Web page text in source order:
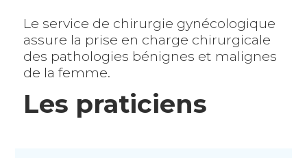
Le service de chirurgie gynécologique
assure la prise en charge chirurgicale
des pathologies bénignes et malignes
de la femme.
Les praticiens